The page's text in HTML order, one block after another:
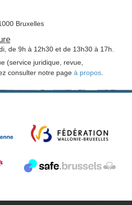
Bruxelles
de 9h à 12h30 et de 13h30 à 17h.
(service juridique, revue,
consulter notre page à propos